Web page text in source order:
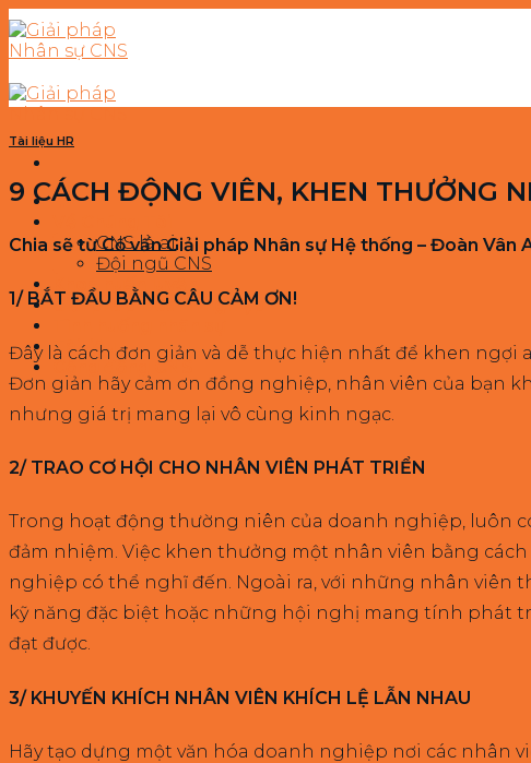
Skip
to
content
CNS là ai
Đội ngũ CNS
Khoá huấn luyện
Giải pháp Doanh nghiệp
Tài liệu
Cộng đồng CNS
Tài liệu HR
9 CÁCH ĐỘNG VIÊN, KHEN THƯỞNG
Chia sẽ từ Cố vấn Giải pháp Nhân sự Hệ thống – Đoàn Vân
1/ BẮT ĐẦU BẰNG CÂU CẢM ƠN!
Đây là cách đơn giản và dễ thực hiện nhất để khen
Đơn giản hãy cảm ơn đồng nghiệp, nhân viên của bạn
nhưng giá trị mang lại vô cùng kinh ngạc.
2/ TRAO CƠ HỘI CHO NHÂN VIÊN PHÁT TRIỂN
Trong hoạt động thường niên của doanh nghiệp, luôn
đảm nhiệm. Việc khen thưởng một nhân viên bằng
nghiệp có thể nghĩ đến. Ngoài ra, với những nhân viên
kỹ năng đặc biệt hoặc những hội nghị mang tính phát
đạt được.
3/ KHUYẾN KHÍCH NHÂN VIÊN KHÍCH LỆ LẪN NHAU
Hãy tạo dựng một văn hóa doanh nghiệp nơi các nhân